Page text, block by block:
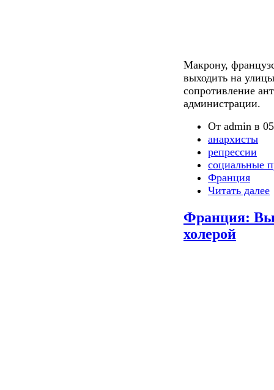
Макрону,
выходить на
сопротивление
администрации.
От admin в
анархисты
репрессии
социальные
Франция
Читать далее
Франция:
холерой